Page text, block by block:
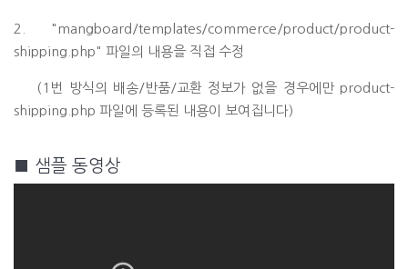
2. "mangboard/templates/commerce/product/product-
shipping.php" 파일의 내용을 직접 수정
(1번 방식의 배송/반품/교환 정보가 없을 경우에만 product-
shipping.php 파일에 등록된 내용이 보여집니다)
■ 샘플 동영상